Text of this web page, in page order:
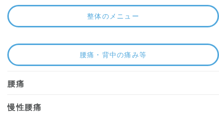
整体のメニュー
腰痛・背中の痛み等
腰痛
慢性腰痛